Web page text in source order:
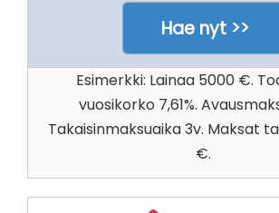
Hae nyt >>
Esimerkki: Lainaa 5000 €.
vuosikorko 7,61%.
Takaisinmaksuaika 3v. Maksat
€.